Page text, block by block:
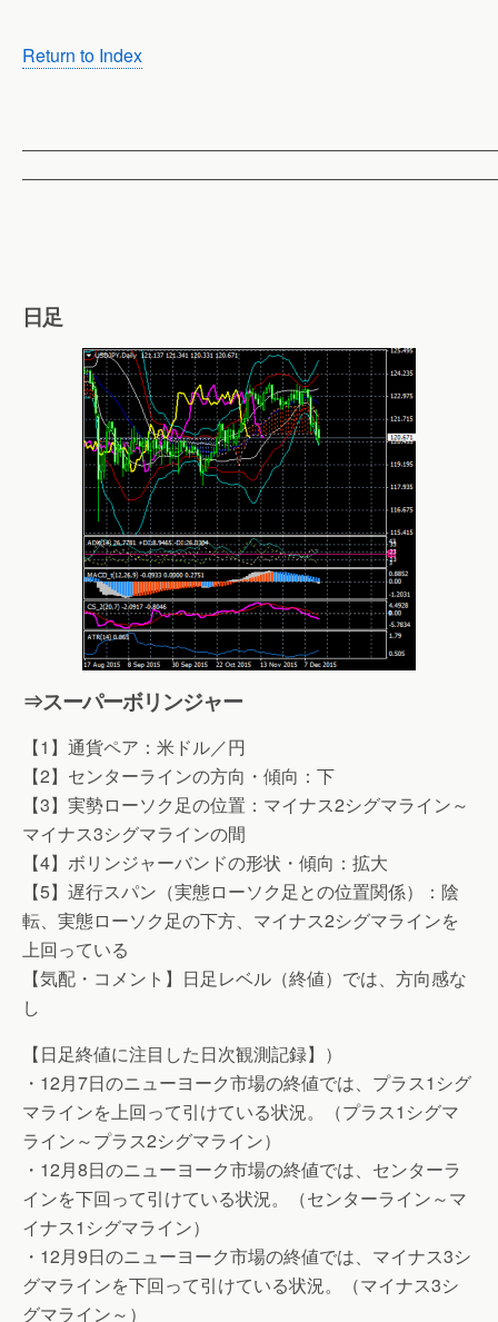
Return to Index
日足
⇒スーパーボリンジャー
【1】通貨ペア：米ドル／円
【2】センターラインの方向・傾向：下
【3】実勢ローソク足の位置：マイナス2シグマライン～
マイナス3シグマラインの間
【4】ボリンジャーバンドの形状・傾向：拡大
【5】遅行スパン（実態ローソク足との位置関係）：陰
転、実態ローソク足の下方、マイナス2シグマラインを
上回っている
【気配・コメント】日足レベル（終値）では、方向感な
し
【日足終値に注目した日次観測記録】）
・12月7日のニューヨーク市場の終値では、プラス1シグ
マラインを上回って引けている状況。（プラス1シグマ
ライン～プラス2シグマライン）
・12月8日のニューヨーク市場の終値では、センターラ
インを下回って引けている状況。（センターライン～マ
イナス1シグマライン）
・12月9日のニューヨーク市場の終値では、マイナス3シ
グマラインを下回って引けている状況。（マイナス3シ
グマライン～）